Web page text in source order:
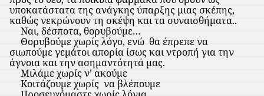
υποκατάστατα της ανάγκης ύπαρξης μιας σκέπης,
καθώς νεκρώνουν τη σκέψη και τα συναισθήματα..
Ναι, δέσποτα, θορυβούμε…
Θορυβούμε χωρίς λόγο, ενώ θα έπρεπε να
σιωπούμε γεμάτοι απορία ίσως και ντροπή για την
άγνοια και την ασημαντότητά μας.
Μιλάμε χωρίς ν’ ακούμε
Κοιτάζουμε χωρίς να βλέπουμε